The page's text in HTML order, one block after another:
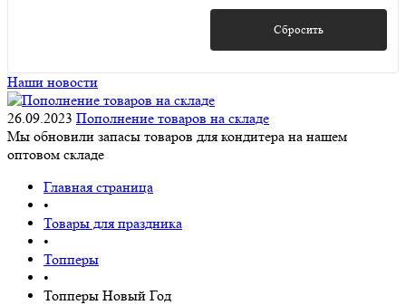
Сбросить
Наши новости
26.09.2023 Пополнение товаров на складе
Мы обновили запасы товаров для кондитера на нашем
оптовом складе
Главная страница
•
Товары для праздника
•
Топперы
•
Топперы Новый Год